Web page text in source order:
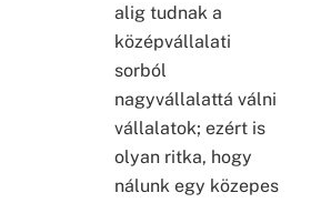
alig tudnak a
középvállalati
sorból
nagyvállalattá válni
vállalatok; ezért is
olyan ritka, hogy
nálunk egy közepes